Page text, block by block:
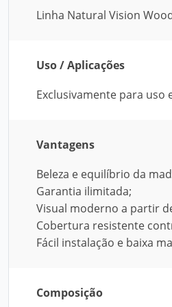
Linha Natural Vision
Uso / Aplicações
Exclusivamente para uso
Vantagens
Beleza e equilíbrio da
Garantia ilimitada;
Visual moderno a partir
Cobertura resistente
Fácil instalação e baixa
Composição